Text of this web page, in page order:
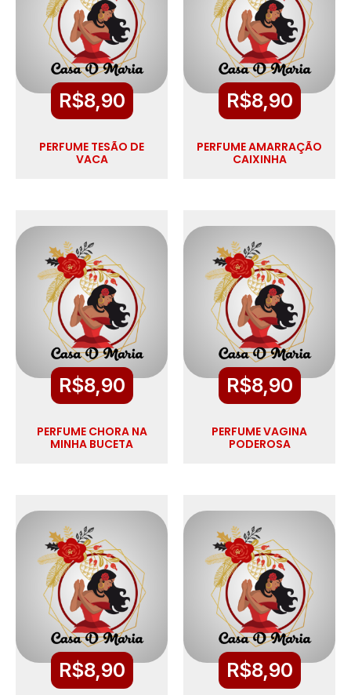
R$8,90
PERFUME TESÃO DE
VACA
R$8,90
PERFUME AMARRAÇÃO
CAIXINHA
R$8,90
PERFUME CHORA NA
MINHA BUCETA
R$8,90
PERFUME VAGINA
PODEROSA
R$8,90 R$8,90